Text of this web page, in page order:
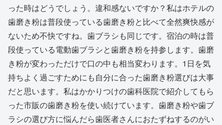
った時はどうでしょう。違和感ないですか？私はホテルの
歯磨き粉は普段使っている歯磨き粉と比べて全然爽快感が
ないため不快ですね。歯ブラシも同じです。宿泊の時は普
段使っている電動歯ブラシと歯磨き粉を持参します。歯磨
き粉が変わっただけで口の中も相当変わります。1日を気
持ちよく過ごすためにも自分に合った歯磨き粉選びは大事
だと思います。私はかかりつけの歯科医院で紹介してもら
った市販の歯磨き粉を使い続けています。歯磨き粉や歯ブ
ラシの選び方に悩んだら歯医者さんにおたずねするのがい